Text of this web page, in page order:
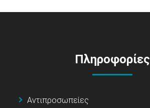
Πληροφορίες
Αντιπροσωπείες